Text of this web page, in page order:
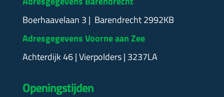
Boerhaavelaan 3 | Barendrecht 2992KB
Adresgegevens Voorne aan Zee
Achterdijk 46 | Vierpolders | 3237LA
Openingstijden